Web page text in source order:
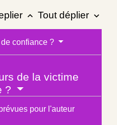
keyboard_arrow_up Tout déplier keyboard_arrow_down
confiance ?
de la victime
?
pour l'auteur